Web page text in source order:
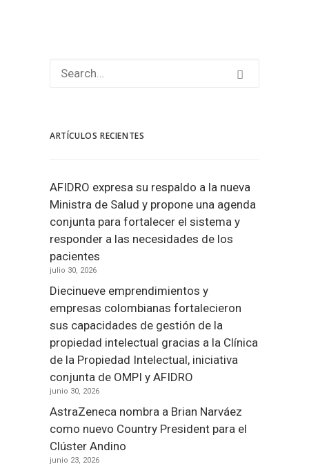
ARTÍCULOS RECIENTES
AFIDRO expresa su respaldo a la nueva
Ministra de Salud y propone una agenda
conjunta para fortalecer el sistema y
responder a las necesidades de los
pacientes
julio 30, 2026
Diecinueve emprendimientos y
empresas colombianas fortalecieron
sus capacidades de gestión de la
propiedad intelectual gracias a la Clínica
de la Propiedad Intelectual, iniciativa
conjunta de OMPI y AFIDRO
junio 30, 2026
AstraZeneca nombra a Brian Narváez
como nuevo Country President para el
Clúster Andino
junio 23, 2026